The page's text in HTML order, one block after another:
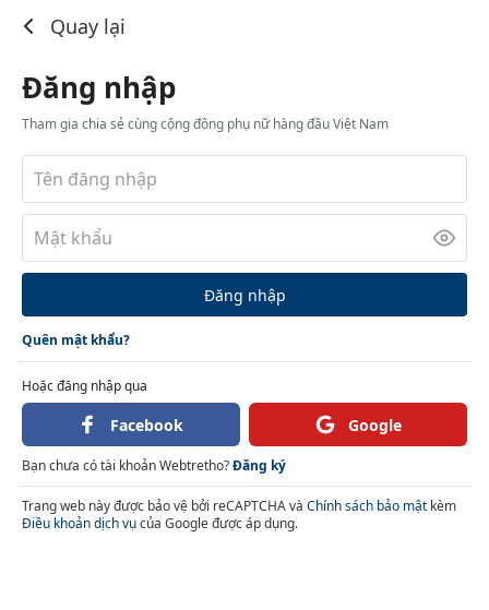
Quay lại
Đăng nhập
Tham gia chia sẻ cùng cộng đồng phụ nữ hàng đầu Việt Nam
Đăng nhập
Quên mật khẩu?
Hoặc đăng nhập qua
Facebook Google
Bạn chưa có tài khoản Webtretho?Đăng ký
Trang web này được bảo vệ bởi reCAPTCHA và Chính sách bảo mật kèm
Điều khoản dịch vụcủa Google được áp dụng.